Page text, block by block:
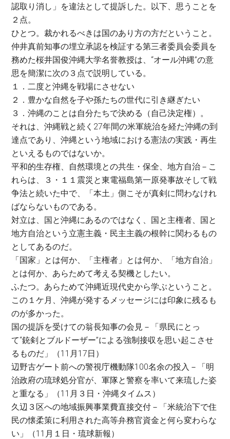
認取り消し」を違法として提訴した。以下、思うことを
２点。
ひとつ。裁かれるべきは国のあり方の方だということ。
仲井真前知事の埋立承認を検証する第三者委員会委員を
務めた桜井国俊沖縄大学名誉教授は、“オール沖縄”の意
思を簡潔に次の３点で説明している。
１．二度と沖縄を戦場にさせない
２．豊かな自然を子や孫たちの世代に引き継ぎたい
３．沖縄のことは自分たちで決める（自己決定権）。
それは、沖縄戦と続く27年間の米軍統治を経た沖縄の到
達点であり、沖縄という地域における憲法の実践・再生
といえるものではないか。
平和的生存権、自然環境との共生・保全、地方自治－こ
れらは、３・１１震災と東電福島第一原発事故そして戦
争法と続いた中で、「本土」側こそが真剣に問わなけれ
ばならないものである。
対立は、国と沖縄にあるのではなく、国と主権者、国と
地方自治という立憲主義・民主主義の根幹に関わるもの
としてあるのだ。
「国家」とは何か、「主権者」とは何か、「地方自治」
とは何か、あらためて考える契機としたい。
ふたつ。あらためて沖縄近現代史から学ぶということ。
この１ケ月、沖縄が発するメッセージには印象に残るも
のが多かった。
国の提訴を受けての翁長知事の会見－「県民にとっ
て“銃剣とブルドーザー”による強制接収を思い起こさせ
るものだ」（11月17日）
辺野古ゲート前への警視庁機動隊100名余の投入－「明
治政府の琉球処分官が、軍隊と警察を率いて来琉した姿
と重なる」（11月３日・沖縄タイムス）
久辺３区への地域振興事業費直接交付－「米統治下で住
民の懐柔策に利用された高等弁務官資金と何ら変わらな
い」（11月１日・琉球新報）